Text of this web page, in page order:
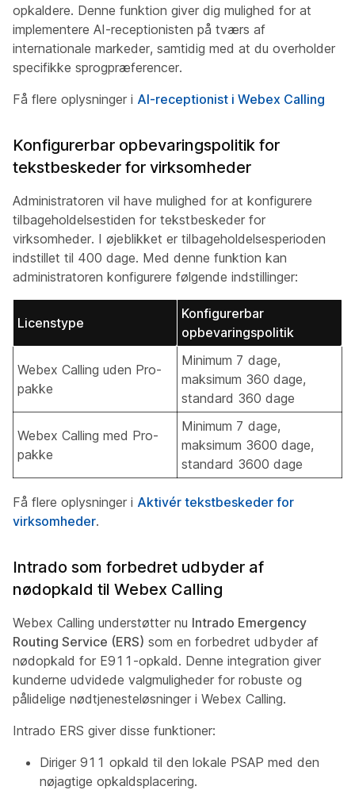
opkaldere. Denne funktion giver dig mulighed for at
implementere AI-receptionisten på tværs af
internationale markeder, samtidig med at du overholder
specifikke sprogpræferencer.
Få flere oplysninger i AI-receptionist i Webex Calling
Konfigurerbar opbevaringspolitik for
tekstbeskeder for virksomheder
Administratoren vil have mulighed for at konfigurere
tilbageholdelsestiden for tekstbeskeder for
virksomheder. I øjeblikket er tilbageholdelsesperioden
indstillet til 400 dage. Med denne funktion kan
administratoren konfigurere følgende indstillinger:
Licenstype
Konfigurerbar
opbevaringspolitik
Webex Calling uden Pro-
pakke
Minimum 7 dage,
maksimum 360 dage,
standard 360 dage
Webex Calling med Pro-
pakke
Minimum 7 dage,
maksimum 3600 dage,
standard 3600 dage
Få flere oplysninger i Aktivér tekstbeskeder for
virksomheder.
Intrado som forbedret udbyder af
nødopkald til Webex Calling
Webex Calling understøtter nu Intrado Emergency
Routing Service (ERS) som en forbedret udbyder af
nødopkald for E911-opkald. Denne integration giver
kunderne udvidede valgmuligheder for robuste og
pålidelige nødtjenesteløsninger i Webex Calling.
Intrado ERS giver disse funktioner:
Diriger 911 opkald til den lokale PSAP med den
nøjagtige opkaldsplacering.